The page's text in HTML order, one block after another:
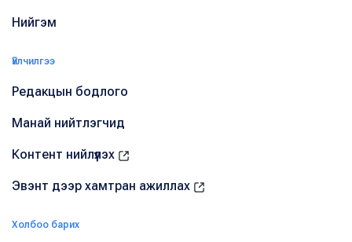
Нийгэм
Үйлчилгээ
Редакцын бодлого
Манай нийтлэгчид
Контент нийлүүлэх
Эвэнт дээр хамтран ажиллах
Холбоо барих